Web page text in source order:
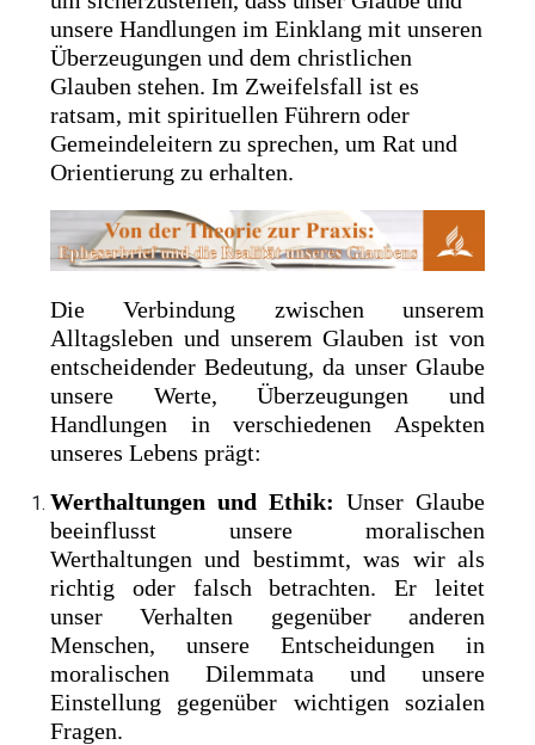
unsere Handlungen im Einklang mit unseren
Überzeugungen und dem christlichen
Glauben stehen. Im Zweifelsfall ist es
ratsam, mit spirituellen Führern oder
Gemeindeleitern zu sprechen, um Rat und
Orientierung zu erhalten.
Die Verbindung zwischen unserem
Alltagsleben und unserem Glauben ist von
entscheidender Bedeutung, da unser Glaube
unsere Werte, Überzeugungen und
Handlungen in verschiedenen Aspekten
unseres Lebens prägt:
Werthaltungen und Ethik: Unser Glaube
beeinflusst unsere moralischen
Werthaltungen und bestimmt, was wir als
richtig oder falsch betrachten. Er leitet
unser Verhalten gegenüber anderen
Menschen, unsere Entscheidungen in
moralischen Dilemmata und unsere
Einstellung gegenüber wichtigen sozialen
Fragen.